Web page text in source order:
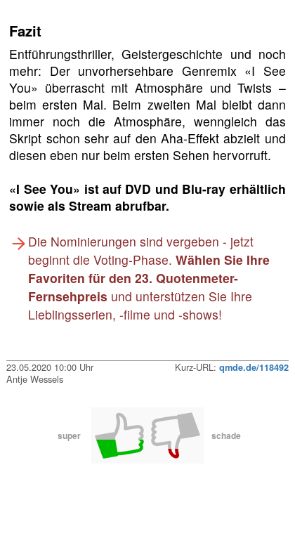
Fazit
Entführungsthriller, Geistergeschichte und noch
mehr: Der unvorhersehbare Genremix «I See
You» überrascht mit Atmosphäre und Twists –
beim ersten Mal. Beim zweiten Mal bleibt dann
immer noch die Atmosphäre, wenngleich das
Skript schon sehr auf den Aha-Effekt abzielt und
diesen eben nur beim ersten Sehen hervorruft.
«I See You» ist auf DVD und Blu-ray erhältlich
sowie als Stream abrufbar.
Die Nominierungen sind vergeben - jetzt
beginnt die Voting-Phase. Wählen Sie Ihre
Favoriten für den 23. Quotenmeter-
Fernsehpreis und unterstützen Sie Ihre
Lieblingsserien, -filme und -shows!
23.05.2020 10:00 Uhr Kurz-URL: qmde.de/118492
Antje Wessels
super schade